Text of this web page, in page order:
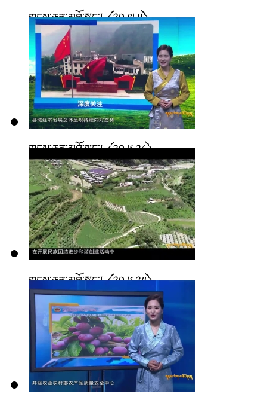
གངས་ཅན་མཐོ་སྒང་། ༼༢༠.༧.༥༽
གངས་ཅན་མཐོ་སྒང་། ༼༢༠.༦.༢༨༽
གངས་ཅན་མཐོ་སྒང་། ༼༢༠.༦.༢༡༽